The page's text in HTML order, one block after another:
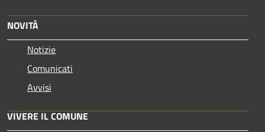
NOVITÀ
Notizie
Comunicati
Avvisi
VIVERE IL COMUNE